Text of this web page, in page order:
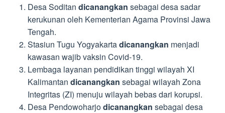
Desa Soditan dicanangkan sebagai desa sadar
kerukunan oleh Kementerian Agama Provinsi Jawa
Tengah.
Stasiun Tugu Yogyakartadicanangkan menjadi
kawasan wajib vaksin Covid-19.
Lembaga layanan pendidikan tinggi wilayah XI
Kalimantan dicanangkan sebagai wilayah Zona
Integritas (ZI) menuju wilayah bebas dari korupsi.
Desa Pendowoharjodicanangkan sebagai desa